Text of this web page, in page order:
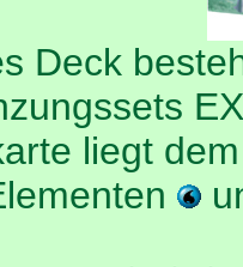
Deck
liegt